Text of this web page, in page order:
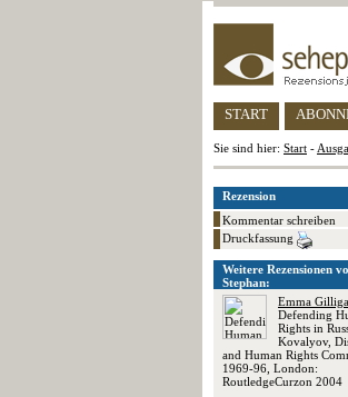
START
Sie sind hier: Start -
Rezension
Kommentar schreiben
Druckfassung
Weitere Rezensionen
Stephan:
Emma
Defending
Rights in
Kovalyov,
and Human Rights
1969-96, London:
RoutledgeCurzon 2004